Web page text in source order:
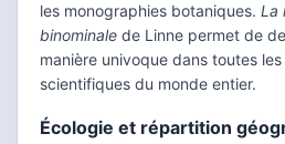
les monographies botaniques. La
binominale de Linne permet de
manière univoque dans toutes
scientifiques du monde entier.
Écologie et répartition